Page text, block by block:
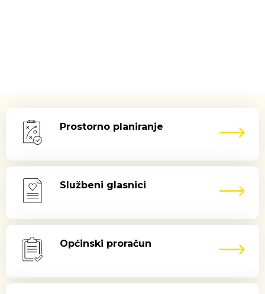
Prostorno planiranje
Službeni glasnici
Općinski proračun